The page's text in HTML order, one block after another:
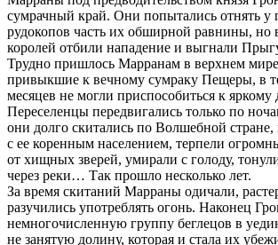
сумрачный край. Они попытались отнять у
рудокопов часть их обширной равнины, но
королей отбили нападение и выгнали
Трудно пришлось Марранам в верхнем
привыкшие к вечному сумраку Пещеры, в
месяцев не могли приспособиться к яркому
Переселенцы передвигались только по
они долго скитались по Волшебной стране,
с ее коренным населением, терпели
от хищных зверей, умирали с голоду,
через реки… Так прошло несколько лет.
За время скитаний Марраны одичали,
разучились употреблять огонь. Наконец
немногочисленную группу беглецов в
не занятую долину, которая и стала их